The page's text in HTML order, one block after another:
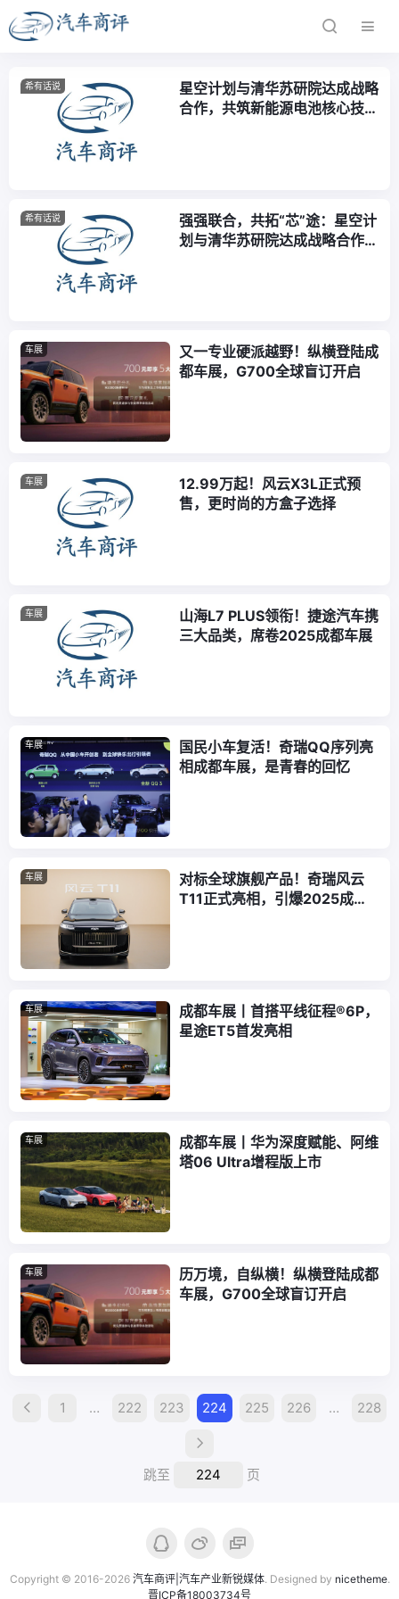
希有话说
星空计划与清华苏研院达成战略
合作，共筑新能源电池核心技术
希有话说
强强联合，共拓“芯”途：星空计
划与清华苏研院达成战略合作，
车展
又一专业硬派越野！纵横登陆成
都车展，G700全球盲订开启
车展
12.99万起！风云X3L正式预
售，更时尚的方盒子选择
车展
山海L7 PLUS领衔！捷途汽车携
三大品类，席卷2025成都车展
车展
国民小车复活！奇瑞QQ序列亮
相成都车展，是青春的回忆
车展
对标全球旗舰产品！奇瑞风云
T11正式亮相，引爆2025成都
车展
成都车展丨首搭平线征程®6P，
星途ET5首发亮相
车展
成都车展丨华为深度赋能、阿维
塔06 Ultra增程版上市
车展
历万境，自纵横！纵横登陆成都
车展，G700全球盲订开启
Posts
1 … 222 223 224 225 226 … 228
跳至 页
Copyright © 2016-2026 汽车商评|汽车产业新锐媒体. Designed by nicetheme.
晋ICP备18003734号